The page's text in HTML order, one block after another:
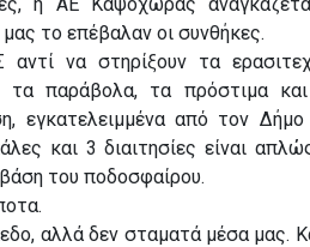
το επέβαλαν οι συνθήκες.
να στηρίξουν τα
τα παράβολα, τα πρόστιμα
εγκατελειμμένα από τον Δήμο
και 3 διαιτησίες είναι
του ποδοσφαίρου.
αλλά δεν σταματά μέσα μας.